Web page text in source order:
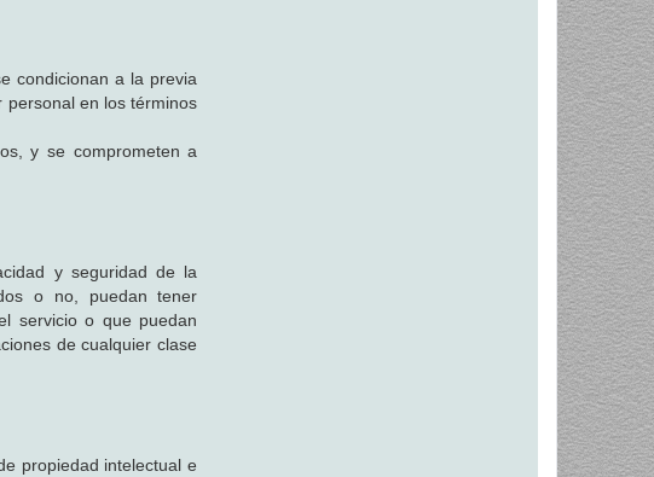
condicionan a la previa
personal en los términos
y se comprometen a
y seguridad de la
o no, puedan tener
servicio o que puedan
de cualquier clase
propiedad intelectual e